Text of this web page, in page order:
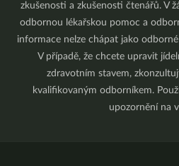
zkušenosti a zkušenosti čtenářů. V
odbornou lékařskou pomoc a
informace nelze chápat jako
V případě, že chcete upravit
zdravotním stavem,
kvalifikovaným odborníkem.
upozornění na